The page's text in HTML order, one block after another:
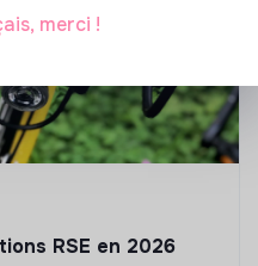
RSE en 2026
merci !